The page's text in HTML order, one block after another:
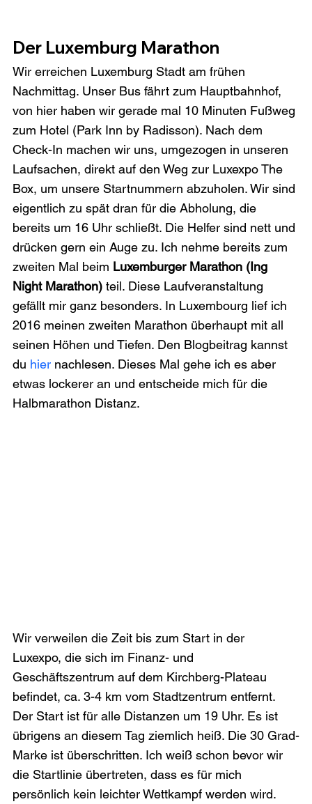
Der Luxemburg Marathon
Wir erreichen Luxemburg Stadt am frühen
Nachmittag. Unser Bus fährt zum Hauptbahnhof,
von hier haben wir gerade mal 10 Minuten Fußweg
zum Hotel (Park Inn by Radisson). Nach dem
Check-In machen wir uns, umgezogen in unseren
Laufsachen, direkt auf den Weg zur Luxexpo The
Box, um unsere Startnummern abzuholen. Wir sind
eigentlich zu spät dran für die Abholung, die
bereits um 16 Uhr schließt. Die Helfer sind nett und
drücken gern ein Auge zu. Ich nehme bereits zum
zweiten Mal beim Luxemburger Marathon (Ing
Night Marathon) teil. Diese Laufveranstaltung
gefällt mir ganz besonders. In Luxembourg lief ich
2016 meinen zweiten Marathon überhaupt mit all
seinen Höhen und Tiefen. Den Blogbeitrag kannst
du hier nachlesen. Dieses Mal gehe ich es aber
etwas lockerer an und entscheide mich für die
Halbmarathon Distanz.
Wir verweilen die Zeit bis zum Start in der
Luxexpo, die sich im Finanz- und
Geschäftszentrum auf dem Kirchberg-Plateau
befindet, ca. 3-4 km vom Stadtzentrum entfernt.
Der Start ist für alle Distanzen um 19 Uhr. Es ist
übrigens an diesem Tag ziemlich heiß. Die 30 Grad-
Marke ist überschritten. Ich weiß schon bevor wir
die Startlinie übertreten, dass es für mich
persönlich kein leichter Wettkampf werden wird.